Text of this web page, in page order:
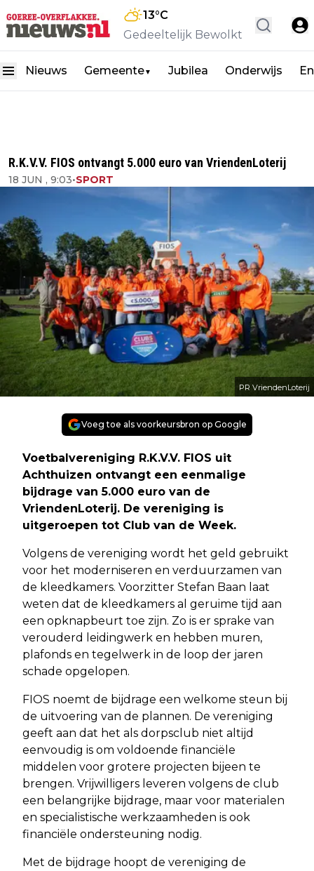
13°C
Gedeeltelijk Bewolkt
Nieuws Gemeente▼ Jubilea Onderwijs
R.K.V.V. FIOS ontvangt 5.000 euro van VriendenLoterij
18 JUN , 9:03•SPORT
PR VriendenLoterij
Voeg toe als voorkeursbron op Google
Voetbalvereniging R.K.V.V. FIOS uit
Achthuizen ontvangt een eenmalige
bijdrage van 5.000 euro van de
VriendenLoterij. De vereniging is
uitgeroepen tot Club van de Week.
Volgens de vereniging wordt het geld gebruikt
voor het moderniseren en verduurzamen van
de kleedkamers. Voorzitter Stefan Baan laat
weten dat de kleedkamers al geruime tijd aan
een opknapbeurt toe zijn. Zo is er sprake van
verouderd leidingwerk en hebben muren,
plafonds en tegelwerk in de loop der jaren
schade opgelopen.
FIOS noemt de bijdrage een welkome steun bij
de uitvoering van de plannen. De vereniging
geeft aan dat het als dorpsclub niet altijd
eenvoudig is om voldoende financiële
middelen voor grotere projecten bijeen te
brengen. Vrijwilligers leveren volgens de club
een belangrijke bijdrage, maar voor materialen
en specialistische werkzaamheden is ook
financiële ondersteuning nodig.
Met de bijdrage hoopt de vereniging de